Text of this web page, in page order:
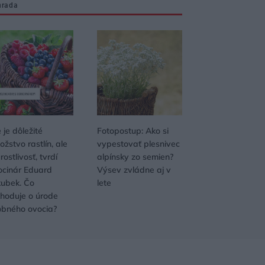
je dôležité
rastlín, ale
tvrdí
Eduard
Čo
o úrode
ovocia?
Fotopostup: Ako si
vypestovať plesnivec
alpínsky zo semien?
Výsev zvládne aj v
lete